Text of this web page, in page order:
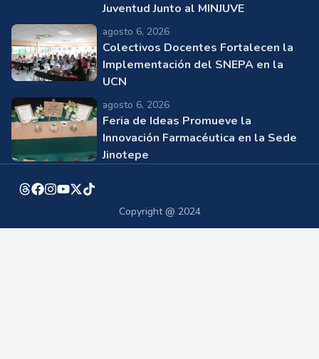
Juventud Junto al MINJUVE
agosto 6, 2026
Colectivos Docentes Fortalecen la
Implementación del SNEPA en la
UCN
agosto 6, 2026
Feria de Ideas Promueve la
Innovación Farmacéutica en la Sede
Jinotepe
Copyright @ 2024